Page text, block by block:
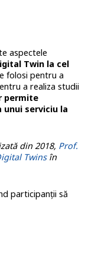
aspectele
Twin la cel
folosi pentru a
a realiza studii
permite
serviciu la
din 2018, Prof.
Twinsîn
participanții să